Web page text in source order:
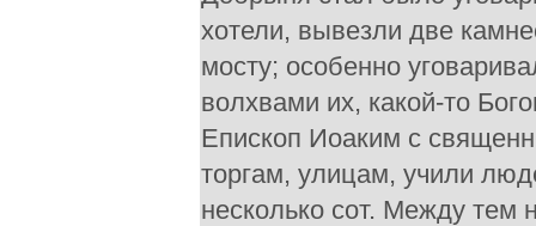
хотели, вывезли две
мосту; особенно
волхвами их, какой-то
Епископ Иоаким с
торгам, улицам, учили
несколько сот. Между тем